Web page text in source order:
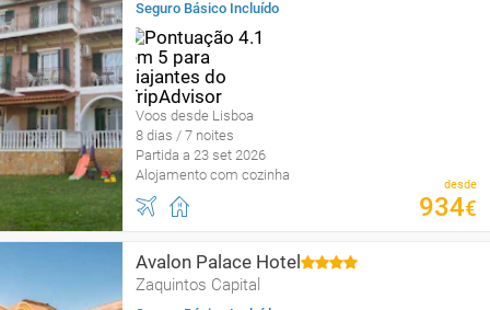
Seguro Básico Incluído
Voos desde Lisboa
8 dias / 7 noites
Partida a 23 set 2026
Alojamento com cozinha
desde
934€
Avalon Palace Hotel
Zaquintos Capital